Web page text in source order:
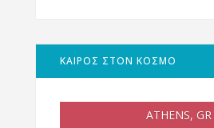
ΚΑΙΡΟΣ ΣΤΟΝ ΚΟΣΜΟ
ATHENS, GR